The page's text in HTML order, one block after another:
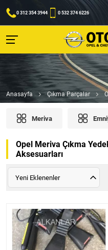
0 312 354 3944 0 532 374 6226
Anasayfa Çıkma Parçalar
Meriva
Opel Meriva Çıkma
Aksesuarları
Yeni Eklenenler